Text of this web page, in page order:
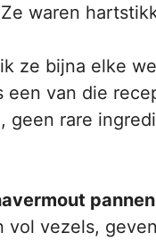
waren
ze bijna elke
een van die
geen rare
vol vezels,